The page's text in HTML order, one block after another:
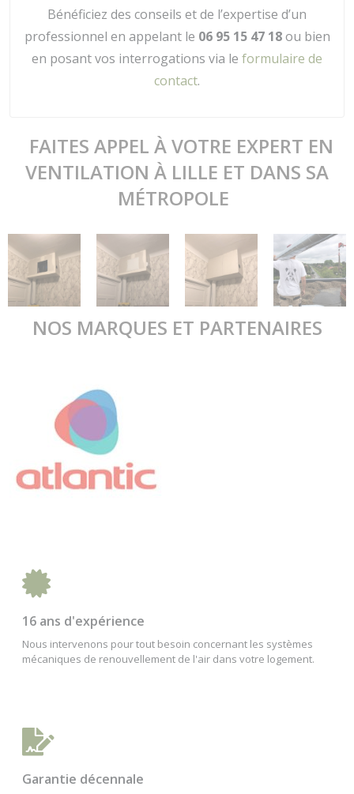
Bénéficiez des conseils et de l’expertise d’un
professionnel en appelant le 06 95 15 47 18ou bien
en posant vos interrogations via le formulaire de
contact.
FAITES APPEL À VOTRE EXPERT EN
VENTILATION À LILLE ET DANS SA
MÉTROPOLE
NOS MARQUES ET PARTENAIRES
16 ans d'expérience
Nous intervenons pour tout besoin concernant les systèmes
mécaniques de renouvellement de l'air dans votre logement.
Garantie décennale